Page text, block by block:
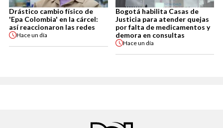
Drástico cambio físico de
'Epa Colombia' en la cárcel:
así reaccionaron las redes
Haceun día
Bogotá habilita Casas de
Justicia para atender quejas
por falta de medicamentos y
demora en consultas
Haceun día